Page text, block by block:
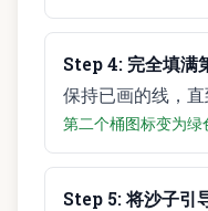
Step4: 完全填满
保持已画的线，直
第二个桶图标变为绿
Step 5:将沙子引